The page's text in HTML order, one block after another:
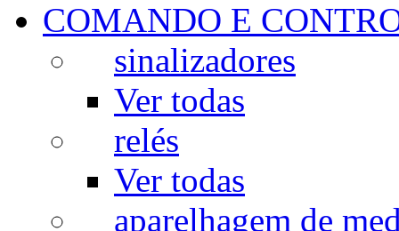
COMANDO E
sinalizadores
Ver todas
relés
Ver todas
aparelhagem de